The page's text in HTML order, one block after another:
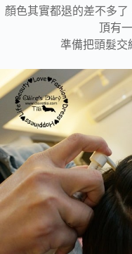
顏色其實都退的差不多
頂有
準備把頭髮交